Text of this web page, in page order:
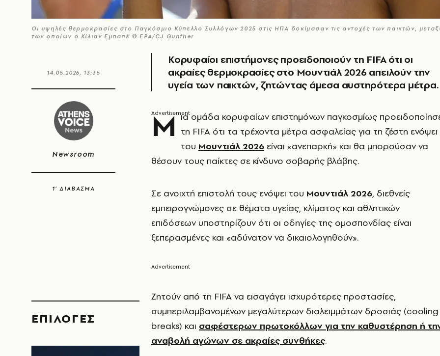
Οι υψηλές θερμοκρασίες στο Παγκόσμιο Κύπελλο Συλλόγων 2025 στις ΗΠΑ δοκίμασαν τις αντοχές των παικτών,
των οποίων ο Κίλιαν Εμπαπέ © EPA/CJ Gunther
14.05.2026, 13:35
Newsroom
1’ ΔΙΑΒΑΣΜΑ
EΠΙΛΟΓΈΣ
Κορυφαίοι επιστήμονες προειδοποιούν τη FIFA ότι οι
ακραίες θερμοκρασίες στο Μουντιάλ 2026 απειλούν την
υγεία των παικτών, ζητώντας άμεσα αυστηρότερα μέτρα.
Μ ια ομάδα κορυφαίων επιστημόνων παγκοσμίως
τη FIFA ότι τα τρέχοντα μέτρα ασφαλείας για τη ζέστη ενόψει
του Μουντιάλ 2026 είναι «ανεπαρκή» και θα μπορούσαν να
θέσουν τους παίκτες σε κίνδυνο σοβαρής βλάβης.
Σε ανοιχτή επιστολή τους ενόψει του Μουντιάλ 2026, διεθνείς
εμπειρογνώμονες σε θέματα υγείας, κλίματος και αθλητικών
επιδόσεων υποστηρίζουν ότι οι οδηγίες της ομοσπονδίας είναι
ξεπερασμένες και «αδύνατον να δικαιολογηθούν».
Ζητούν από τη FIFA να εισαγάγει ισχυρότερες προστασίες,
συμπεριλαμβανομένων μεγαλύτερων διαλειμμάτων δροσιάς (cooling
breaks) και σαφέστερων πρωτοκόλλων για την καθυστέρηση ή
αναβολή αγώνων σε ακραίες συνθήκες.